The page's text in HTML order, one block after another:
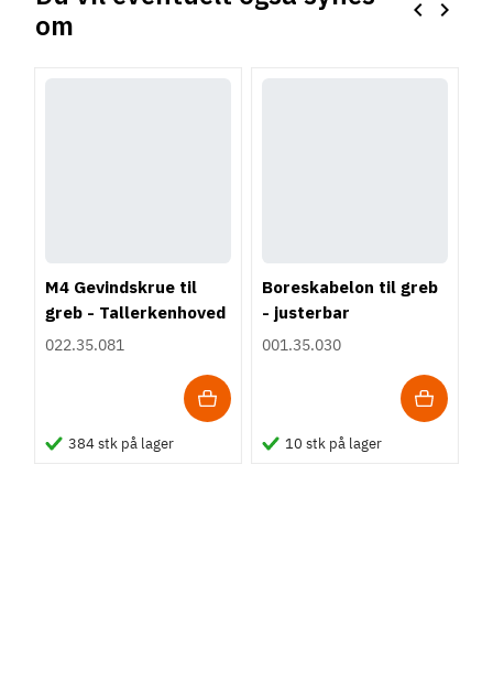
om
Forrige
keyboard_arrow_left Næste
keyboard_arrow_right
M4 Gevindskrue til
greb - Tallerkenhoved
- Krydskærv
022.35.081
384 stk på lager
Boreskabelon til greb
- justerbar
001.35.030
10 stk på lager